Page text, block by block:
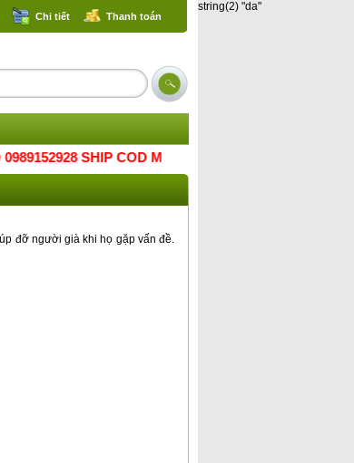
Chi tiết Thanh toán
SHIP COD MỌI MIỀN TỔ QUỐC.THANK
đỡ người già khi họ gặp vấn đề.
string(2) "da"